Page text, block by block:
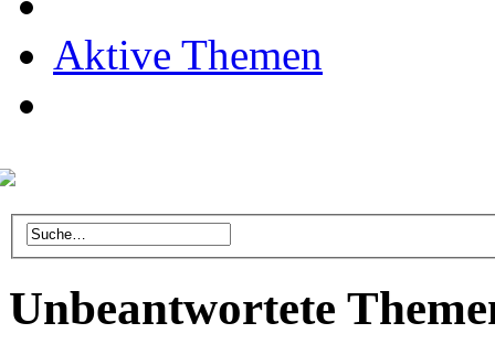
Aktive Themen
Unbeantwortete